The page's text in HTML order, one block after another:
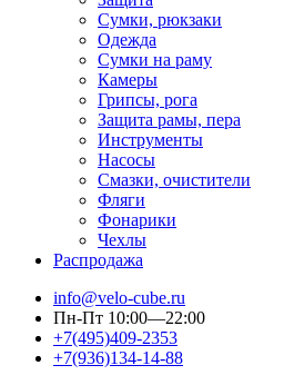
Сумки, рюкзаки
Одежда
Сумки на раму
Камеры
Грипсы, рога
Защита рамы, пера
Инструменты
Насосы
Смазки, очистители
Фляги
Фонарики
Чехлы
Распродажа
info@velo-cube.ru
Пн-Пт 10:00—22:00
+7(495)409-2353
+7(936)134-14-88